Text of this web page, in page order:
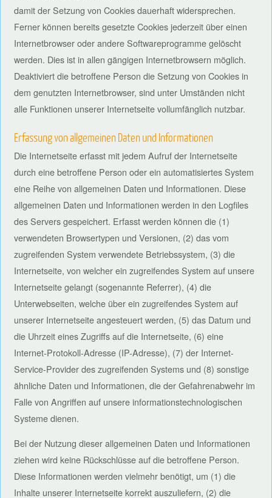
damit der Setzung von Cookies dauerhaft widersprechen.
Ferner können bereits gesetzte Cookies jederzeit über einen
Internetbrowser oder andere Softwareprogramme gelöscht
werden. Dies ist in allen gängigen Internetbrowsern möglich.
Deaktiviert die betroffene Person die Setzung von Cookies in
dem genutzten Internetbrowser, sind unter Umständen nicht
alle Funktionen unserer Internetseite vollumfänglich nutzbar.
Erfassung von allgemeinen Daten und Informationen
Die Internetseite erfasst mit jedem Aufruf der Internetseite
durch eine betroffene Person oder ein automatisiertes System
eine Reihe von allgemeinen Daten und Informationen. Diese
allgemeinen Daten und Informationen werden in den Logfiles
des Servers gespeichert. Erfasst werden können die (1)
verwendeten Browsertypen und Versionen, (2) das vom
zugreifenden System verwendete Betriebssystem, (3) die
Internetseite, von welcher ein zugreifendes System auf unsere
Internetseite gelangt (sogenannte Referrer), (4) die
Unterwebseiten, welche über ein zugreifendes System auf
unserer Internetseite angesteuert werden, (5) das Datum und
die Uhrzeit eines Zugriffs auf die Internetseite, (6) eine
Internet-Protokoll-Adresse (IP-Adresse), (7) der Internet-
Service-Provider des zugreifenden Systems und (8) sonstige
ähnliche Daten und Informationen, die der Gefahrenabwehr im
Falle von Angriffen auf unsere informationstechnologischen
Systeme dienen.
Bei der Nutzung dieser allgemeinen Daten und Informationen
ziehen wird keine Rückschlüsse auf die betroffene Person.
Diese Informationen werden vielmehr benötigt, um (1) die
Inhalte unserer Internetseite korrekt auszuliefern, (2) die